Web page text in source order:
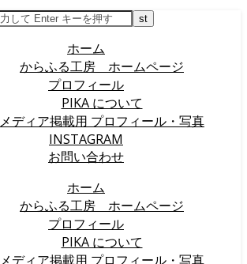
ホーム
からふる工房 ホームページ
プロフィール
PIKA について
メディア掲載用 プロフィール・写真
INSTAGRAM
お問い合わせ
ホーム
からふる工房 ホームページ
プロフィール
PIKA について
メディア掲載用 プロフィール・写真